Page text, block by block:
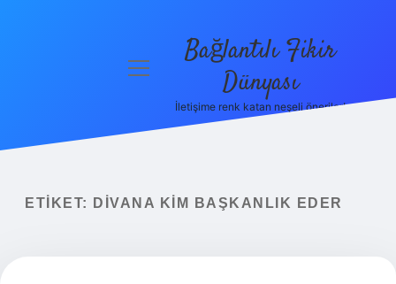
menüyü
Bağlantılı Fikir
Dünyası
İletişime renk katan neşeli öneriler!
ETIKET: DIVANA KIM BAŞKANLIK EDER